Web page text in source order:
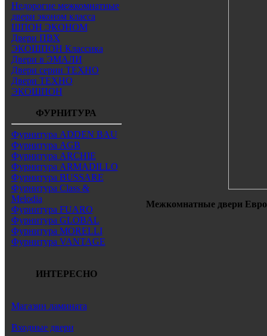
Недорогие межкомнатные
двери эконом класса
ШПОН ЭКОНОМ
Двери ПВХ
ЭКОШПОН Классика
Двери в ЭМАЛИ
Двери серии ТЕХНО
Двери ТЕХНО
ЭКОШПОН
ФУРНИТУРА
Фурнитура ADDEN BAU
Фурнитура AGB
Фурнитура ARCHIE
Фурнитура ARMADILLO
Фурнитура BUSSARE
Фурнитура Class &
Melodia
Фурнитура FUARO
Фурнитура GLOBAL
Фурнитура MORELLI
Фурнитура VANTAGE
ИНТЕРЕСНО
Магазин ламината
Входные двери
Межкомнатные двери